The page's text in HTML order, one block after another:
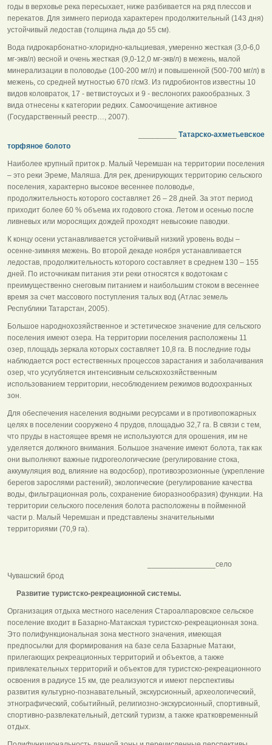
годы в верховье река пересыхает, ниже разбивается на ряд плессов и
перекатов. Для зимнего периода характерен продолжительный (143 дня)
устойчивый ледостав (толщина льда до 55 см).
Вода гидрокарбонатно-хлоридно-кальциевая, умеренно жесткая (3,0-6,0
мг-экв/л) весной и очень жесткая (9,0-12,0 мг-экв/л) в межень, малой
минерализации в половодье (100-200 мг/л) и повышенной (500-700 мг/л) в
межень, со средней мутностью 670 г/см3. Из гидробионтов известны 10
видов коловраток, 17 - ветвистоусых и 9 - веслоногих ракообразных. 3
вида отнесены к категории редких. Самоочищение активное
(Государственный реестр…, 2007).
Татарско-ахметьевское
торфяное болото
Наиболее крупный приток р. Малый Черемшан на территории поселения
– это реки Эреме, Маляша. Для рек, дренирующих территорию сельского
поселения, характерно высокое весеннее половодье,
продолжительность которого составляет 26 – 28 дней. За этот период
приходит более 60 % объема их годового стока. Летом и осенью после
ливневых или моросящих дождей проходят невысокие паводки.
К концу осени устанавливается устойчивый низкий уровень воды –
осенне-зимняя межень. Во второй декаде ноября устанавливается
ледостав, продолжительность которого составляет в среднем 130 – 155
дней. По источникам питания эти реки относятся к водотокам с
преимущественно снеговым питанием и наибольшим стоком в весеннее
время за счет массового поступления талых вод (Атлас земель
Республики Татарстан, 2005).
Большое народнохозяйственное и эстетическое значение для сельского
поселения имеют озера. На территории поселения расположены 11
озер, площадь зеркала которых составляет 10,8 га. В последние годы
наблюдается рост естественных процессов зарастания и заболачивания
озер, что усугубляется интенсивным сельскохозяйственным
использованием территории, несоблюдением режимов водоохранных
зон.
Для обеспечения населения водными ресурсами и в противопожарных
целях в поселении сооружено 4 прудов, площадью 32,7 га. В связи с тем,
что пруды в настоящее время не используются для орошения, им не
уделяется должного внимания. Большое значение имеют болота, так как
они выполняют важные гидрогеологические (регулирование стока,
аккумуляция вод, влияние на водосбор), противоэрозионные (укрепление
берегов зарослями растений), экологические (регулирование качества
воды, фильтрационная роль, сохранение биоразнообразия) функции. На
территории сельского поселения болота расположены в пойменной
части р. Малый Черемшан и представлены значительными
территориями (70,9 га).
________________село
Чувашский брод
Развитие туристско-рекреационной системы.
Организация отдыха местного населения Староалпаровское сельское
поселение входит в Базарно-Матакская туристско-рекреационная зона.
Это полифункциональная зона местного значения, имеющая
предпосылки для формирования на базе села Базарные Матаки,
прилегающих рекреационных территорий и объектов, а также
привлекательных территорий и объектов для туристско-рекреационного
освоения в радиусе 15 км, где реализуются и имеют перспективы
развития культурно-познавательный, экскурсионный, археологический,
этнографический, событийный, религиозно-экскурсионный, спортивный,
спортивно-развлекательный, детский туризм, а также кратковременный
отдых.